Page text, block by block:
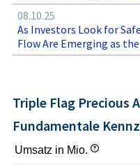
08.10.25
As Investors Look for
Flow Are Emerging as
Triple Flag Precious
Fundamentale
Umsatz in Mio.